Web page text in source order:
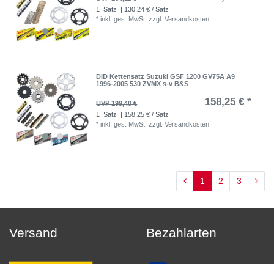
1 Satz
| 130,24 € / Satz
*inkl. ges. MwSt. zzgl.Versandkosten
DID Kettensatz Suzuki GSF 1200 GV75A A9
1996-2005 530 ZVMX s-v B&S
UVP 199,40 € 158,25 € *
1 Satz
| 158,25 € / Satz
*inkl. ges. MwSt. zzgl.Versandkosten
1 2 3
Versand Bezahlarten